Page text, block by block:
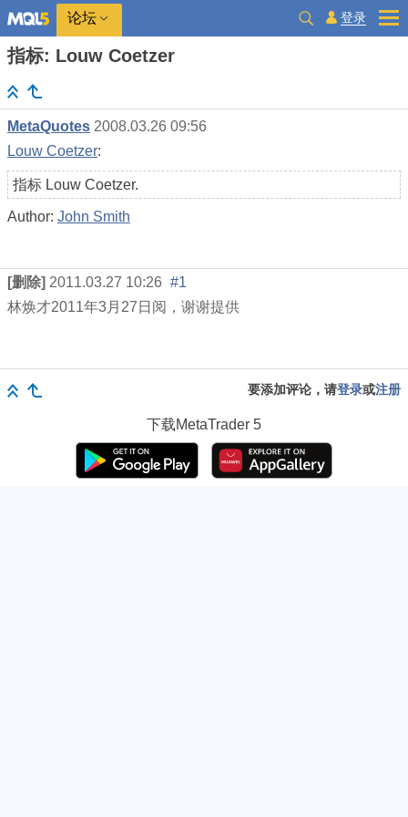
论坛 登录
指标: Louw Coetzer
MetaQuotes 2008.03.26 09:56
Louw Coetzer:
指标 Louw Coetzer.
Author: John Smith
[删除] 2011.03.27 10:26 #1
林焕才2011年3月 27 日阅，谢谢提供
要添加评论，请登录或注册
下载MetaTrader 5